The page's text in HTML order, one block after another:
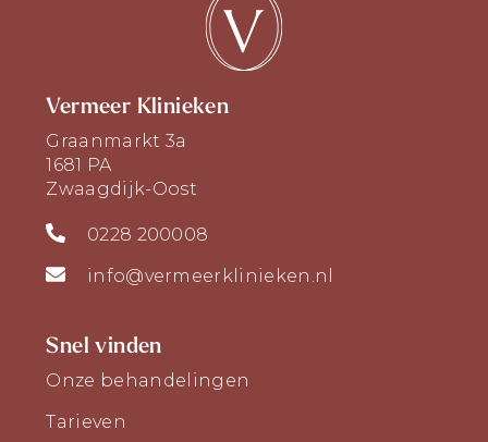
Vermeer Klinieken
Graanmarkt 3a
1681 PA
Zwaagdijk-Oost
0228 200008
info@vermeerklinieken.nl
Snel vinden
Onze behandelingen
Tarieven